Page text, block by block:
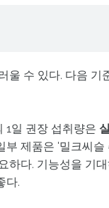
울 수 있다. 다음 기
1일 권장 섭취량은
부 제품은 '밀크씨슬
하다. 기능성을 기
다.